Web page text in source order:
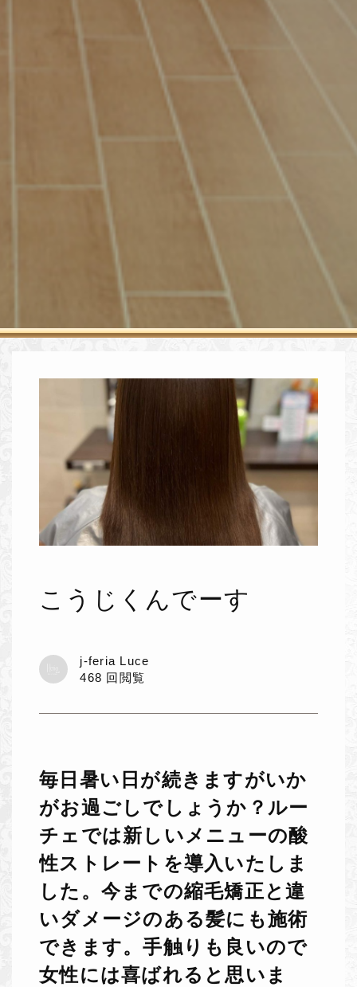
こうじくんでーす
j-feria Luce
468 回閲覧
毎日暑い日が続きますがいか
がお過ごしでしょうか？ルー
チェでは新しいメニューの酸
性ストレートを導入いたしま
した。今までの縮毛矯正と違
いダメージのある髪にも施術
できます。手触りも良いので
女性には喜ばれると思いま